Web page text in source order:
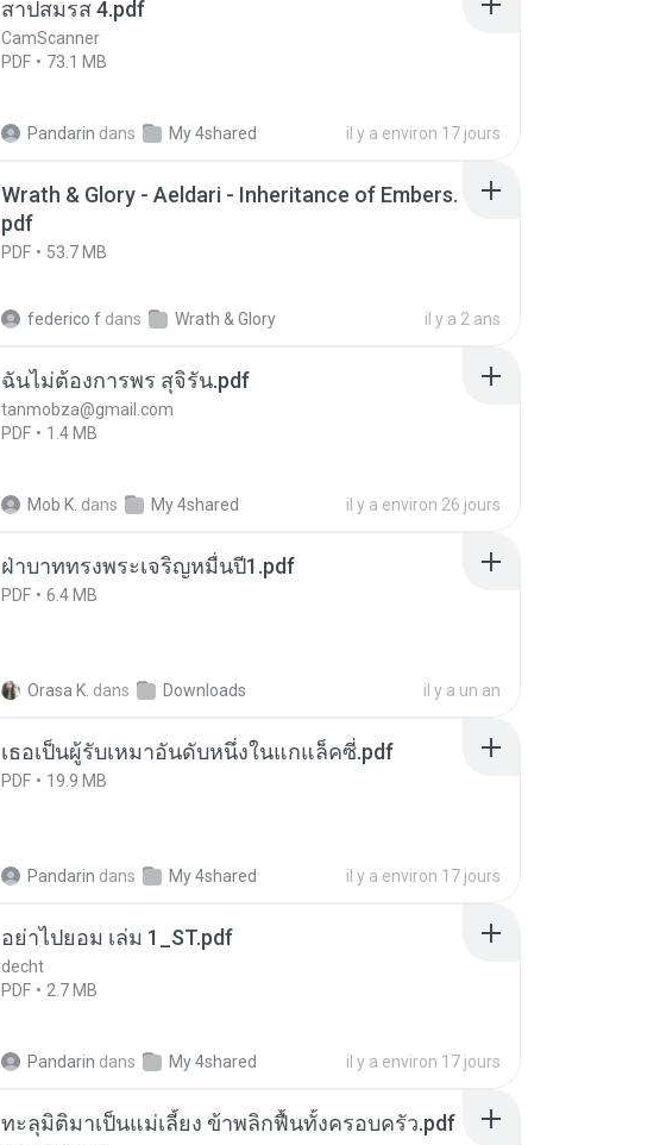
สาปสมรส 4.pdf
CamScanner
PDF
73.1 MB
Pandarin dans My 4shared il y a environ 17 jours
Wrath & Glory - Aeldari - Inheritance of Embers.
pdf
PDF 53.7 MB
federico f dans Wrath & Glory il y a 2 ans
ฉันไม่ต้องการพร สุจิรัน.pdf
tanmobza@gmail.com
PDF
1.4 MB
Mob K. dans My 4shared il y a environ 26 jours
ฝ่าบาททรงพระเจริญหมื่นปี1.pdf
PDF 6.4 MB
Orasa K. dans Downloads il y a un an
เธอเป็นผู้รับเหมาอันดับหนึ่งในแกแล็คซี่.pdf
PDF 19.9 MB
Pandarin dans My 4shared il y a environ 17 jours
อย่าไปยอม เล่ม 1_ST.pdf
decht
PDF
2.7 MB
Pandarin dans My 4shared il y a environ 17 jours
ทะลุมิติมาเป็นแม่เลี้ยง ข้าพลิกฟื้นทั้งครอบครัว.pdf